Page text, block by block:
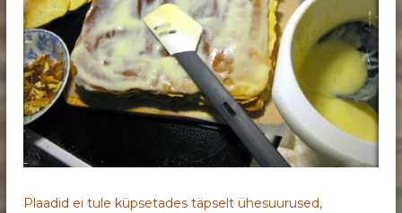
Plaadid ei tule küpsetades täpselt ühesuurused,